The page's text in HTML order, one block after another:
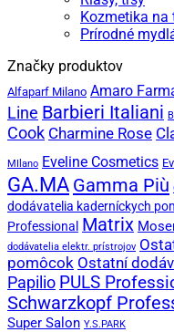
Kozmetika na
Prírodné
Značky produktov
Alfaparf Milano Amaro
Line Barbieri Italiani
Cook Charmine Rose
MIlano Eveline Cosmetics
GA.MA Gamma Più
dodávatelia kaderníckych
Professional Matrix
dodávatelia elektr. prístrojov
pomôcok Ostatní
Papilio PULS
Schwarzkopf
Super Salon Y.S.PARK